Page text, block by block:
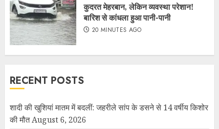
कुदरत मेहरबान, लेकिन व्यवस्था परेशान!
बारिश से कांधला हुआ पानी-पानी
20 MINUTES AGO
RECENT POSTS
शादी की खुशियां मातम में बदलीं: जहरीले सांप के डसने से 14 वर्षीय किशोर
की मौतAugust 6, 2026